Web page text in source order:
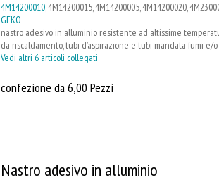
4M14200010, 4M14200015, 4M14200005, 4M14200020,
GEKO
nastro adesivo in alluminio resistente ad altissime
da riscaldamento, tubi d’aspirazione e tubi mandata fumi
Vedi altri 6 articoli collegati
confezione da 6,00 Pezzi
Nastro adesivo in alluminio